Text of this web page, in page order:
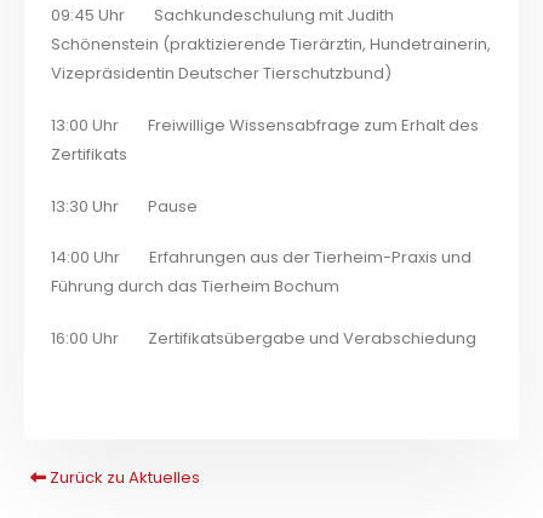
09:45 Uhr Sachkundeschulung mit Judith
Schönenstein (praktizierende Tierärztin, Hundetrainerin,
Vizepräsidentin Deutscher Tierschutzbund)
13:00 Uhr Freiwillige Wissensabfrage zum Erhalt des
Zertifikats
13:30 Uhr Pause
14:00 Uhr Erfahrungen aus der Tierheim-Praxis und
Führung durch das Tierheim Bochum
16:00 Uhr Zertifikatsübergabe und Verabschiedung
Zurück zu Aktuelles